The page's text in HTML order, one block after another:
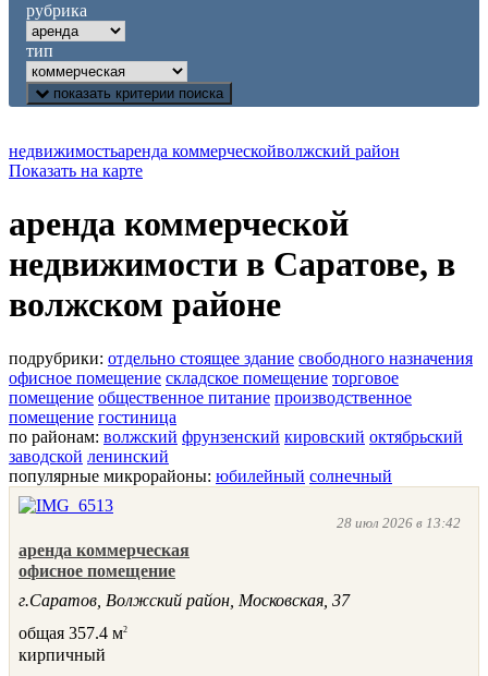
рубрика
тип
показать критерии поиска
недвижимостьаренда коммерческойволжский район
Показать на карте
аренда коммерческой
недвижимости в Саратове, в
волжском районе
подрубрики: отдельно стоящее здание свободного назначения
офисное помещение складское помещение торговое
помещение общественное питание производственное
помещение гостиница
по районам: волжский фрунзенский кировский октябрьский
заводской ленинский
популярные микрорайоны: юбилейный солнечный
28 июл 2026 в 13:42
аренда коммерческая
офисное помещение
г.Саратов, Волжский район, Московская, 37
общая 357.4 м2
кирпичный